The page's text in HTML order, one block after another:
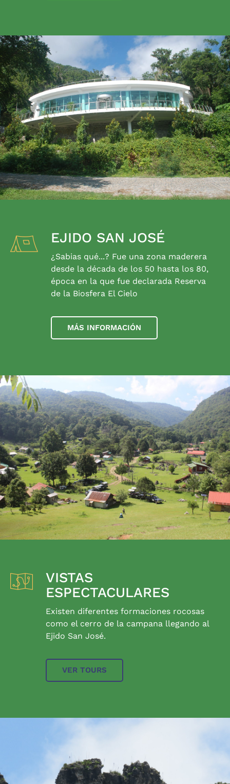
EJIDO SAN JOSÉ
¿Sabias qué...? Fue una zona maderera
desde la década de los 50 hasta los 80,
época en la que fue declarada Reserva
de la Biosfera El Cielo
MÁS INFORMACIÓN
VISTAS
ESPECTACULARES
Existen diferentes formaciones rocosas
como el cerro de la campana llegando al
Ejido San José.
VER TOURS